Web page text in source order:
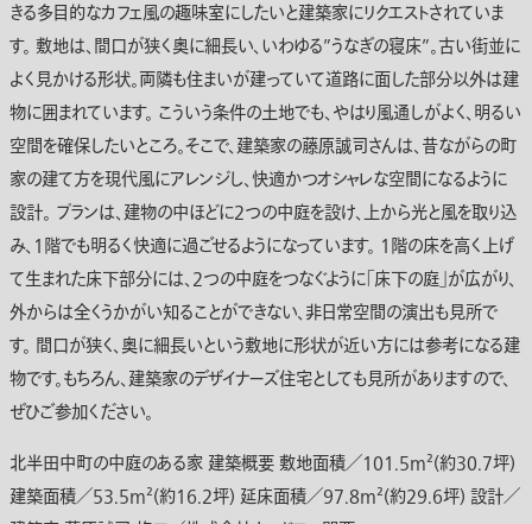
きる多目的なカフェ風の趣味室にしたいと建築家にリクエストされていま
す。 敷地は、間口が狭く奥に細長い、いわゆる”うなぎの寝床”。古い街並に
よく見かける形状。両隣も住まいが建っていて道路に面した部分以外は建
物に囲まれています。 こういう条件の土地でも、やはり風通しがよく、明るい
空間を確保したいところ。そこで、建築家の藤原誠司さんは、昔ながらの町
家の建て方を現代風にアレンジし、快適かつオシャレな空間になるように
設計。 プランは、建物の中ほどに2つの中庭を設け、上から光と風を取り込
み、1階でも明るく快適に過ごせるようになっています。 1階の床を高く上げ
て生まれた床下部分には、2つの中庭をつなぐように「床下の庭」が広がり、
外からは全くうかがい知ることができない、非日常空間の演出も見所で
す。 間口が狭く、奥に細長いという敷地に形状が近い方には参考になる建
物です。もちろん、建築家のデザイナーズ住宅としても見所がありますので、
ぜひご参加ください。
北半田中町の中庭のある家 建築概要 敷地面積／101.5m²(約30.7坪)
建築面積／53.5m²(約16.2坪) 延床面積／97.8m²(約29.6坪) 設計／